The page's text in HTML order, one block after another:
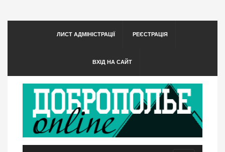
ЛИСТ АДМІНІСТРАЦІЇ РЕЄСТРАЦІЯ
ВХІД НА САЙТ